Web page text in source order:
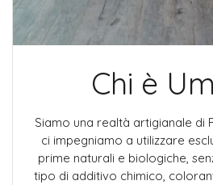
Chi è
Siamo una realtà artigianale di
ci impegniamo a utilizzare
prime naturali e biologiche,
tipo di additivo chimico,